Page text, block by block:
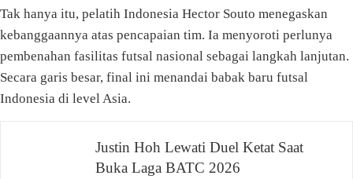
Tak hanya itu, pelatih Indonesia Hector Souto menegaskan
kebanggaannya atas pencapaian tim. Ia menyoroti perlunya
pembenahan fasilitas futsal nasional sebagai langkah lanjutan.
Secara garis besar, final ini menandai babak baru futsal
Indonesia di level Asia.
NavigasiJustin Hoh Lewati Duel Ketat Saat
Buka Laga BATC 2026